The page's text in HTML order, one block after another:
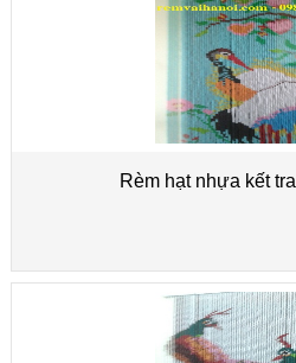
Rèm hạt nhựa kết